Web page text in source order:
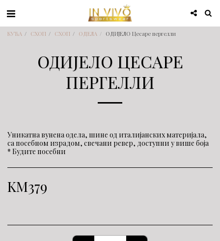
КУЋА СХОП СХОП ОДЕЛА ОДИЈЕЛО Цесаре пергелли
ОДИЈЕЛО ЦЕСАРЕ
ПЕРГЕЛЛИ
Уникатна вунена одела, шине од италијанских материјала,
са посебном израдом, свечани ревер, доступни у више боја
* Будите посебни
KM379